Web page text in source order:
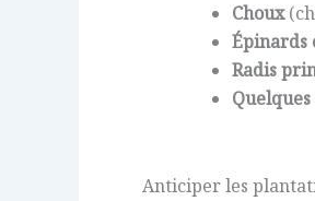
Choux
Épinards
Radis
Anticiper les